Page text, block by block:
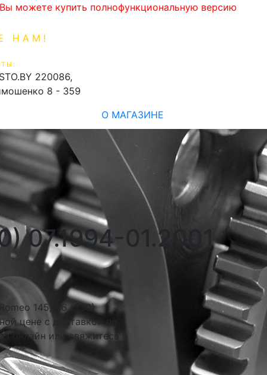
можете купить полнофункциональную версию
НАМ!
220086,
8 - 359
О МАГАЗИНЕ
07.1994-01.2001
145,146 (930)
цене с доставкой по
онлайн или свяжитесь с